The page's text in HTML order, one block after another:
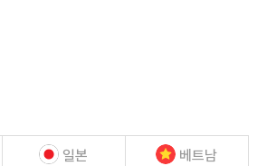
일본 베트남